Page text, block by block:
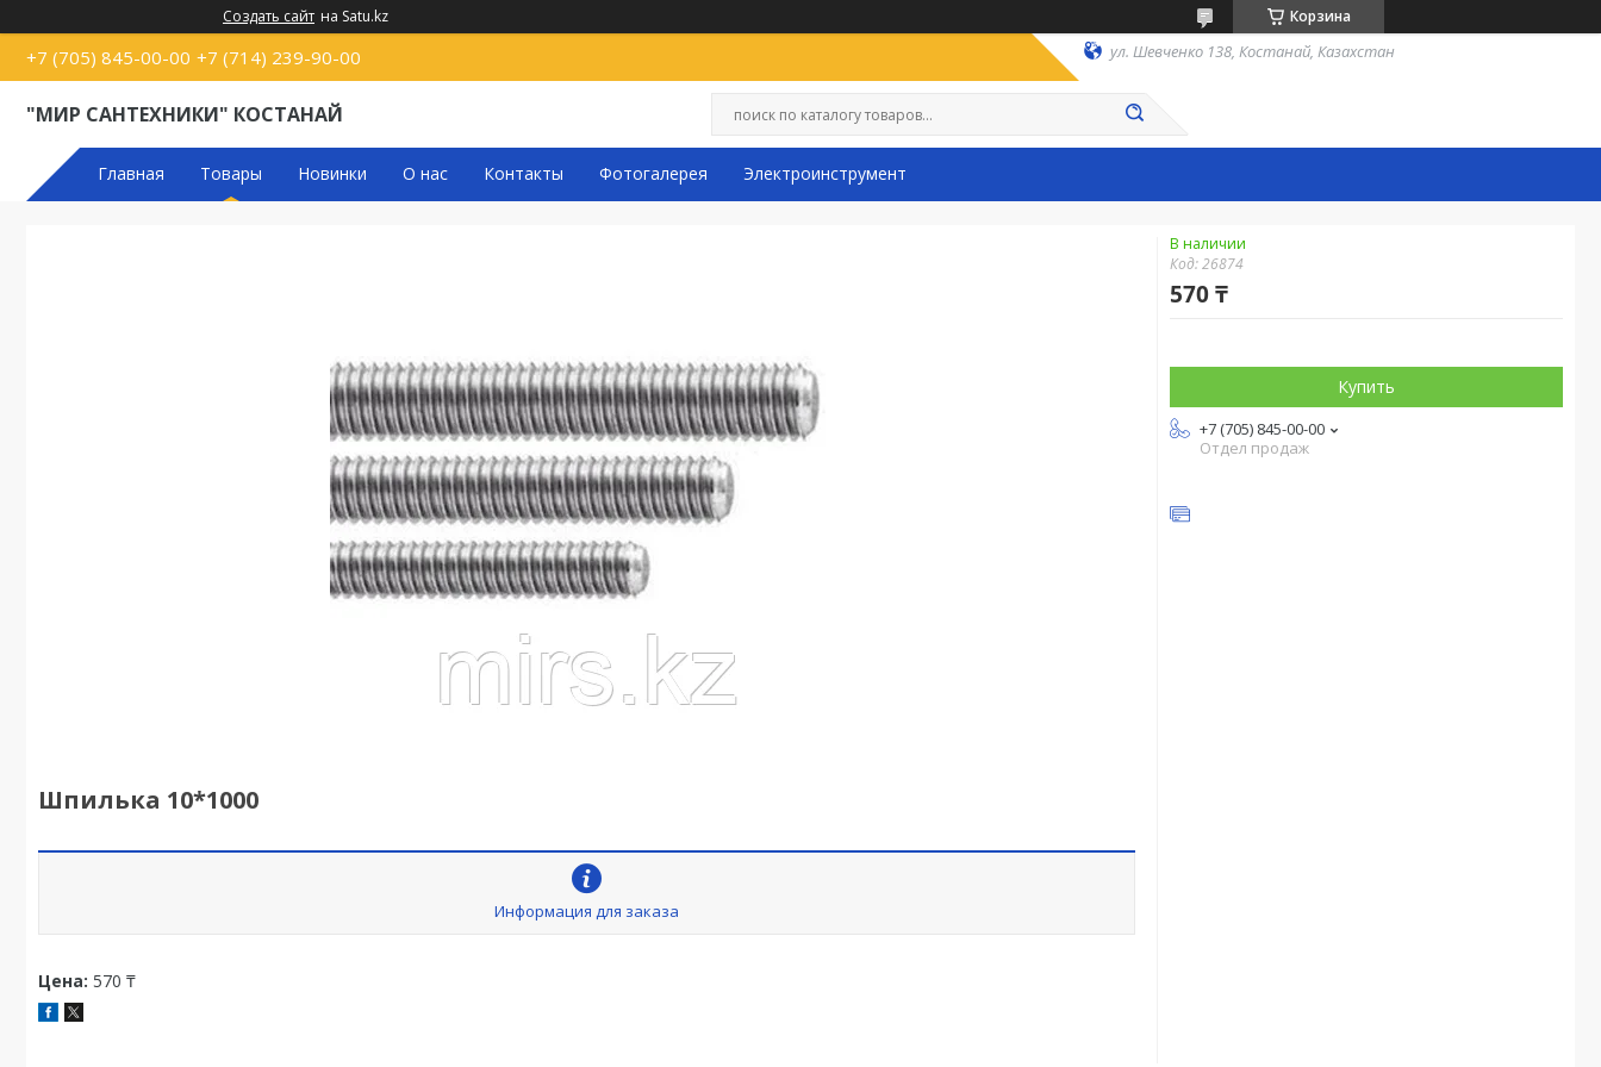
Создать сайт на Satu.kz Корзина
+7 (705) 845-00-00 +7 (714) 239-90-00 ул. Шевченко 138, Костанай, Казахстан
"МИР САНТЕХНИКИ" КОСТАНАЙ
Главная Товары Новинки О нас Контакты Фотогалерея Электроинструмент
Шпилька 10*1000
Информация для заказа
Цена: 570 ₸
В наличии
Код:26874
570 ₸
Купить
+7 (705) 845-00-00
Отдел продаж